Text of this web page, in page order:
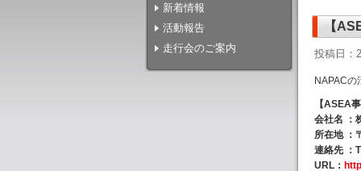
新着情報
活動報告
走行会のご案内
【
投稿日：
NAPAC
【ASEA
会社名 ：
所在地 ：
連絡先 ：
URL：